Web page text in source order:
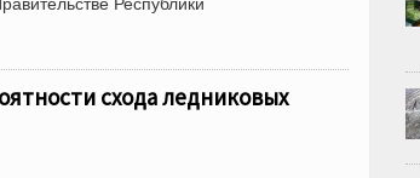
схода ледниковых